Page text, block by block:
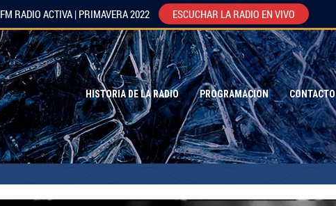
HISTORIA DE LA RADIO PROGRAMACION CONTACTO
FM RADIO ACTIVA | PRIMAVERA 2022 ESCUCHAR LA RADIO EN VIVO